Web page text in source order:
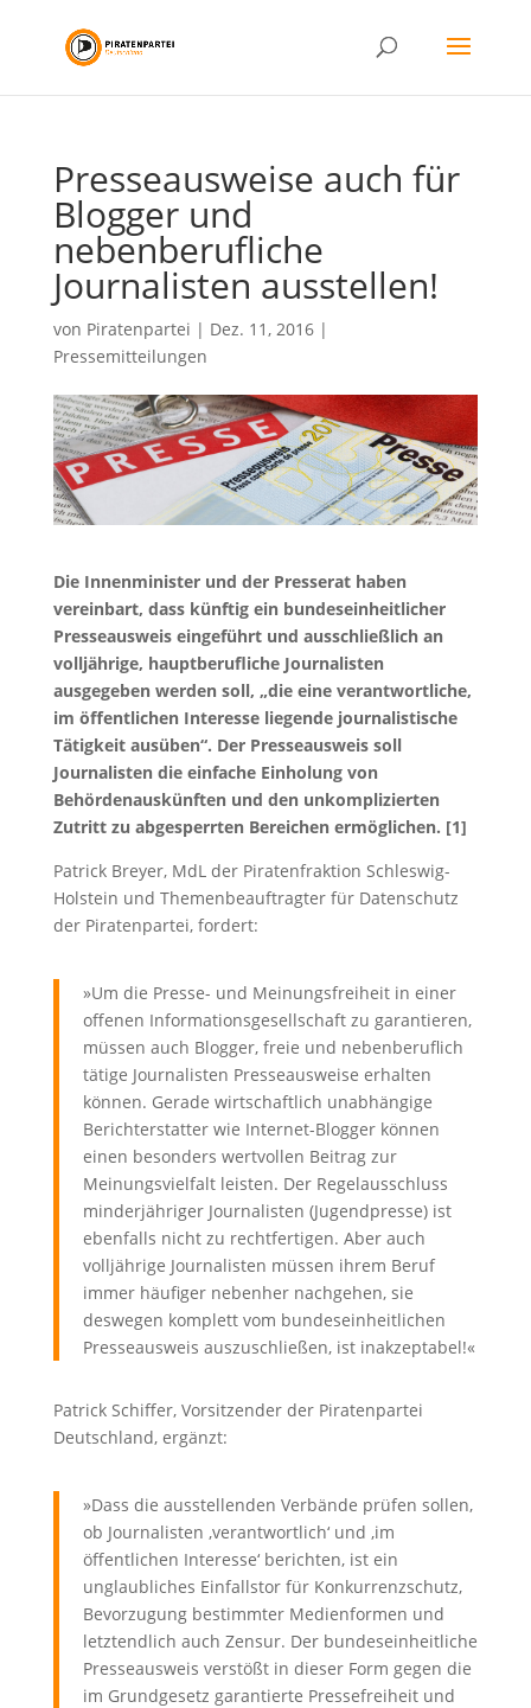
Presseausweise auch für
Blogger und
nebenberufliche
Journalisten ausstellen!
von Piratenpartei | Dez. 11, 2016|
Pressemitteilungen
Die Innenminister und der Presserat haben
vereinbart, dass künftig ein bundeseinheitlicher
Presseausweis eingeführt und ausschließlich an
volljährige, hauptberufliche Journalisten
ausgegeben werden soll, „die eine verantwortliche,
im öffentlichen Interesse liegende journalistische
Tätigkeit ausüben“. Der Presseausweis soll
Journalisten die einfache Einholung von
Behördenauskünften und den unkomplizierten
Zutritt zu abgesperrten Bereichen ermöglichen. [1]
Patrick Breyer, MdL der Piratenfraktion Schleswig-
Holstein und Themenbeauftragter für Datenschutz
der Piratenpartei, fordert:
»Um die Presse- und Meinungsfreiheit in einer
offenen Informationsgesellschaft zu garantieren,
müssen auch Blogger, freie und nebenberuflich
tätige Journalisten Presseausweise erhalten
können. Gerade wirtschaftlich unabhängige
Berichterstatter wie Internet-Blogger können
einen besonders wertvollen Beitrag zur
Meinungsvielfalt leisten. Der Regelausschluss
minderjähriger Journalisten (Jugendpresse) ist
ebenfalls nicht zu rechtfertigen. Aber auch
volljährige Journalisten müssen ihrem Beruf
immer häufiger nebenher nachgehen, sie
deswegen komplett vom bundeseinheitlichen
Presseausweis auszuschließen, ist inakzeptabel!«
Patrick Schiffer, Vorsitzender der Piratenpartei
Deutschland, ergänzt:
»Dass die ausstellenden Verbände prüfen sollen,
ob Journalisten ‚verantwortlich‘ und ‚im
öffentlichen Interesse‘ berichten, ist ein
unglaubliches Einfallstor für Konkurrenzschutz,
Bevorzugung bestimmter Medienformen und
letztendlich auch Zensur. Der bundeseinheitliche
Presseausweis verstößt in dieser Form gegen die
im Grundgesetz garantierte Pressefreiheit und